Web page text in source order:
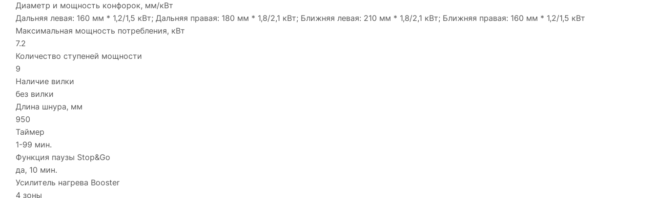
Диаметр и мощность конфорок, мм/кВт
Дальняя левая: 160 мм * 1,2/1,5 кВт; Дальняя правая: 180 мм * 1,8/2,1 кВт; Ближняя левая: 210 мм * 1,8/2,1 кВт; Ближняя правая: 160 мм * 1,2/1,5 кВт
Максимальная мощность потребления, кВт
7.2
Количество ступеней мощности
9
Наличие вилки
без вилки
Длина шнура, мм
950
Таймер
1-99 мин.
Функция паузы Stop&Go
да, 10 мин.
Усилитель нагрева Booster
4 зоны